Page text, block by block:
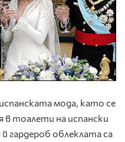
мода, като се
в тоалети на испански
гардероб облеклата са